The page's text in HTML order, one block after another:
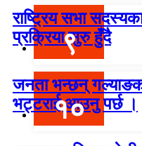
राष्ट्रिय सभा
प्रक्रिया सुरु हुँदै
९
जनता भन्छन्
भट्टराई आउनु पर्छ ।
१०